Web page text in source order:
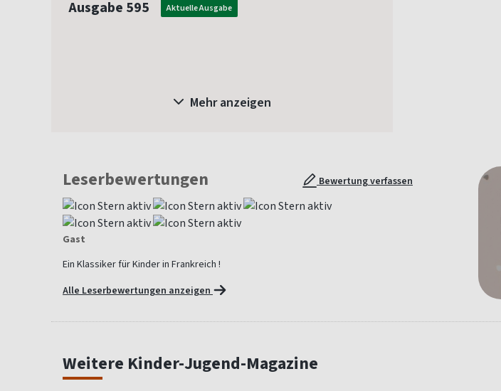
Ausgabe 595 Aktuelle Ausgabe
Mehr anzeigen
Leserbewertungen Bewertung verfassen
Gast
Ein Klassiker für Kinder in Frankreich !
Alle Leserbewertungen anzeigen
Weitere Kinder-Jugend-Magazine